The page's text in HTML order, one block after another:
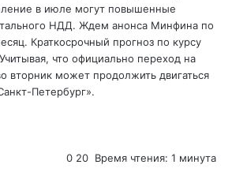
в июле могут повышенные
НДД. Ждем анонса Минфина по
Краткосрочный прогноз по курсу
что официально переход на
вторник может продолжить двигаться
Петербург».
0 20 Время чтения: 1 минута